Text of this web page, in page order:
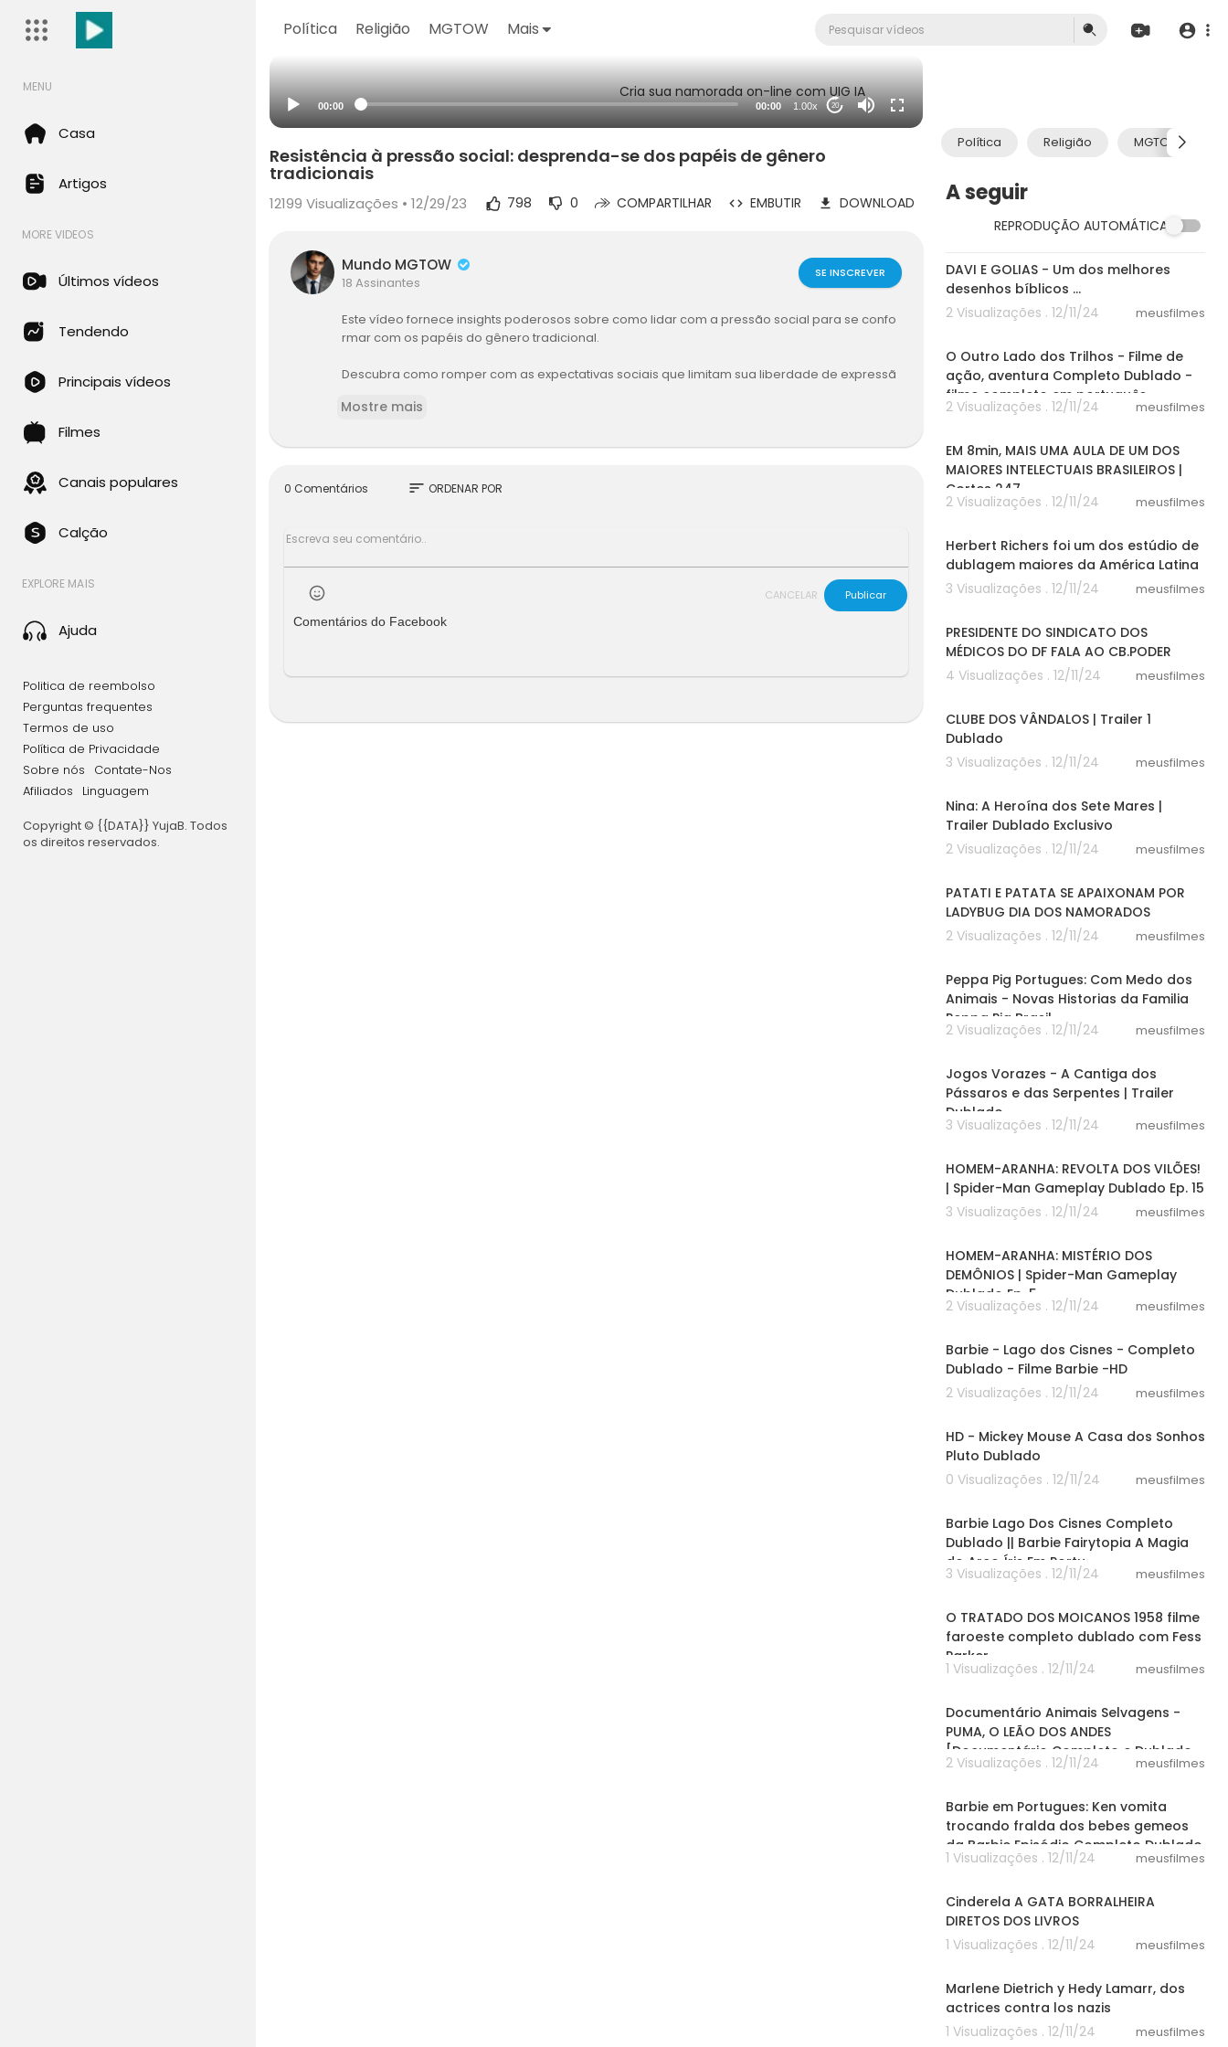
Política Religião MGTOW Mais
MENU
Casa
Artigos
MORE VIDEOS
Últimos vídeos
Tendendo
Principais vídeos
Filmes
Canais populares
Calção
EXPLORE MAIS
Ajuda
Politica de reembolso
Perguntas frequentes
Termos de uso
Política de Privacidade
Sobre nós
Contate-Nos
Afiliados
Linguagem
Copyright © {{DATA}} YujaB. Todos
os direitos reservados.
Cria sua namorada on-line com UIG IA
00:00 00:00 1.00x 20
Política Religião MGTOW
A seguir
REPRODUÇÃO AUTOMÁTICA
24:52
DAVI E GOLIAS - Um dos melhores
desenhos bíblicos ...
2 Visualizações . 12/11/24
meusfilmes
O Outro Lado dos Trilhos - Filme de
ação, aventura Completo Dublado -
filme completo em português
2 Visualizações . 12/11/24 meusfilmes
EM 8min, MAIS UMA AULA DE UM DOS
MAIORES INTELECTUAIS BRASILEIROS |
Cortes 247
2 Visualizações . 12/11/24 meusfilmes
Herbert Richers foi um dos estúdio de
dublagem maiores da América Latina
3 Visualizações . 12/11/24
meusfilmes
PRESIDENTE DO SINDICATO DOS
MÉDICOS DO DF FALA AO CB.PODER
4 Visualizações . 12/11/24
meusfilmes
CLUBE DOS VÂNDALOS | Trailer 1
Dublado
3 Visualizações . 12/11/24
meusfilmes
Nina: A Heroína dos Sete Mares |
Trailer Dublado Exclusivo
2 Visualizações . 12/11/24
meusfilmes
PATATI E PATATA SE APAIXONAM POR
LADYBUG DIA DOS NAMORADOS
2 Visualizações . 12/11/24
meusfilmes
Peppa Pig Portugues: Com Medo dos
Animais - Novas Historias da Familia
Peppa Pig Brasil
2 Visualizações . 12/11/24 meusfilmes
Jogos Vorazes - A Cantiga dos
Pássaros e das Serpentes | Trailer
Dublado
3 Visualizações . 12/11/24 meusfilmes
HOMEM-ARANHA: REVOLTA DOS VILÕES!
| Spider-Man Gameplay Dublado Ep. 15
3 Visualizações . 12/11/24
meusfilmes
HOMEM-ARANHA: MISTÉRIO DOS
DEMÔNIOS | Spider-Man Gameplay
Dublado Ep. 5
2 Visualizações . 12/11/24 meusfilmes
Barbie - Lago dos Cisnes - Completo
Dublado - Filme Barbie -HD
2 Visualizações . 12/11/24
meusfilmes
HD - Mickey Mouse A Casa dos Sonhos
Pluto Dublado
0 Visualizações . 12/11/24
meusfilmes
Barbie Lago Dos Cisnes Completo
Dublado || Barbie Fairytopia A Magia
do Arco Íris Em Portu
3 Visualizações . 12/11/24 meusfilmes
O TRATADO DOS MOICANOS 1958 filme
faroeste completo dublado com Fess
Parker
1 Visualizações . 12/11/24 meusfilmes
Documentário Animais Selvagens -
PUMA, O LEÃO DOS ANDES
[Documentário Completo e Dublado
NAT GEO]
2 Visualizações . 12/11/24 meusfilmes
Barbie em Portugues: Ken vomita
trocando fralda dos bebes gemeos
da Barbie Episódio Completo Dublado
1 Visualizações . 12/11/24 meusfilmes
Cinderela A GATA BORRALHEIRA
DIRETOS DOS LIVROS
1 Visualizações . 12/11/24
meusfilmes
Marlene Dietrich y Hedy Lamarr, dos
actrices contra los nazis
1 Visualizações . 12/11/24
meusfilmes
Resistência à pressão social: desprenda-se dos papéis de gênero
tradicionais
12199 Visualizações • 12/29/23 798 0 COMPARTILHAR EMBUTIR DOWNLOAD
Mundo MGTOW
18 Assinantes
SE INSCREVER
Este vídeo fornece insights poderosos sobre como lidar com a pressão social para se confo
rmar com os papéis do gênero tradicional.
Descubra como romper com as expectativas sociais que limitam sua liberdade de expressã
Mostre mais
0 Comentários sort ORDENAR POR
CANCELAR
Publicar
Comentários do Facebook